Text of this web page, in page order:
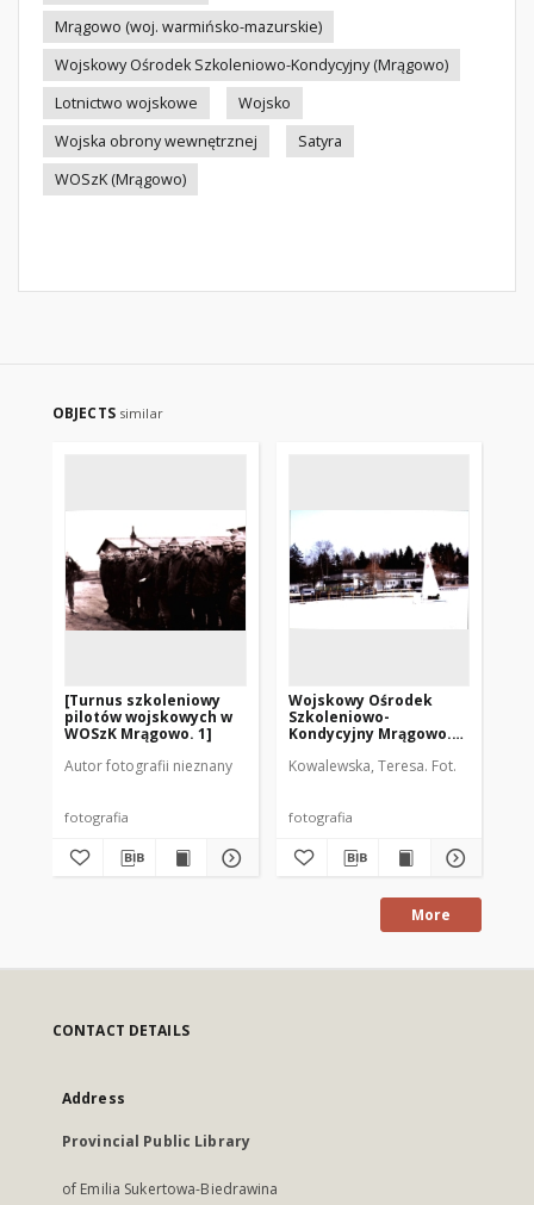
Mrągowo (woj. warmińsko-mazurskie)
Wojskowy Ośrodek Szkoleniowo-Kondycyjny (Mrągowo)
Lotnictwo wojskowe
Wojsko
Wojska obrony wewnętrznej
Satyra
WOSzK (Mrągowo)
OBJECTS similar
[Turnus szkoleniowy
pilotów wojskowych w
WOSzK Mrągowo. 1]
Autor fotografii nieznany
fotografia
Wojskowy Ośrodek
Szkoleniowo-
Kondycyjny Mrągowo.
Kowalewska, Teresa. Fot.
fotografia
More
CONTACT DETAILS
Address
Provincial Public Library
of Emilia Sukertowa-Biedrawina